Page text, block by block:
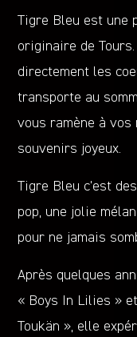
Tigre Bleu est une
originaire de
directement les
transporte au
vous ramène à
souvenirs joyeux.
Tigre Bleu c’est
pop, une jolie
pour ne jamais
Après quelques
« Boys In Lilies »
Toukän », elle